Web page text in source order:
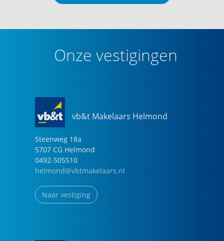
Onze vestigingen
vb&t Makelaars Helmond
Steenweg 18a
5707 CG Helmond
0492-505510
helmond@vbtmakelaars.nl
Naar vestiging